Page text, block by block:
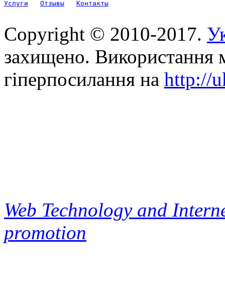
Услуги Отзывы Контакты
Copyright © 2010-2017.
захищено. Використання
гіперпосилання на http://
Web Technology and
promotion